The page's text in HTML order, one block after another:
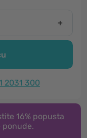
+
2031 300
16% popusta
ponude.